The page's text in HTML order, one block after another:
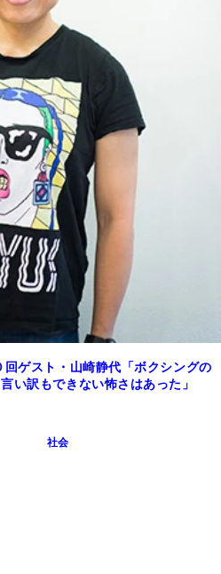
ゲスト・山崎静代「ボクシングの
い訳もできない怖さはあった」
社会